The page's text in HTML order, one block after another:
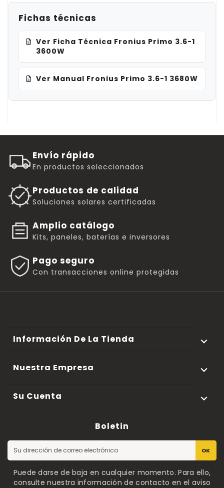
Fichas técnicas
Ver Ficha Técnica Fronius Primo 3.6-1
3600W
Ver Manual Fronius Primo 3.6-1 3680W
Envío rápido
En productos seleccionados
Productos de calidad
Soluciones solares certificadas
Amplio catálogo
Kits, paneles, baterías e inversores
Pago seguro
Con transacciones online protegidas
Información De La Tienda 
Nuestra Empresa 
Su Cuenta 
Boletin
OK
Puede darse de baja en cualquier momento. Para ello,
consulte nuestra información de contacto en el aviso